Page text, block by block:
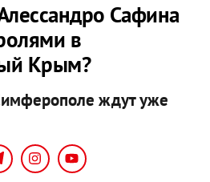
Сафина
в
Крым?
ждут уже